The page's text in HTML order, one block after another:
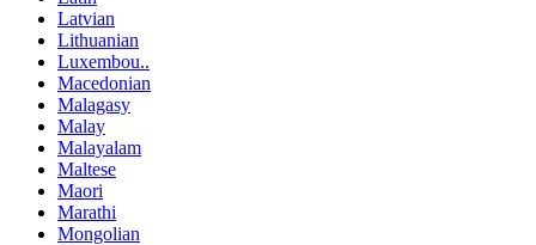
Latvian
Lithuanian
Luxembou..
Macedonian
Malagasy
Malay
Malayalam
Maltese
Maori
Marathi
Mongolian